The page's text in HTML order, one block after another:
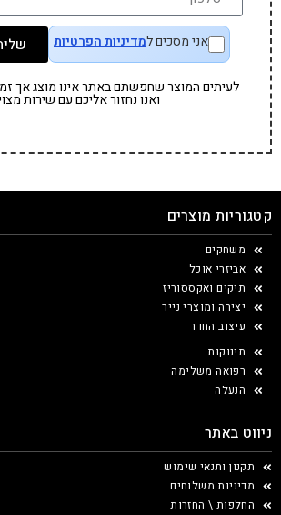
אני מסכים למדיניות הפרטיות
לעיתים המוצר שחפשתם באתר אינו מוצג אך
ואנו נחזור אליכם עם שירות
קטגוריות מוצרים
משחקים
אביזרי אוכל
תיקים ואקססוריז
יצירה ומוצרי נייר
עיצוב החדר
תינוקות
רפואה משלימה
הנעלה
ניווט באתר
תקנון ותנאי שימוש
מדיניות משלוחים
החלפות \ החזרות